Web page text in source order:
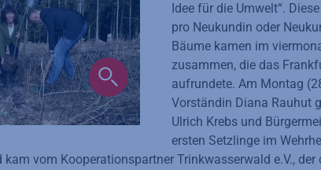
Idee für die Umwelt“.
pro Neukundin oder
Bäume kamen im
zusammen, die das
aufrundete. Am Montag
Vorständin Diana Rauhut
Ulrich Krebs und
ersten Setzlinge im
vom Kooperationspartner Trinkwasserwald e.V.,